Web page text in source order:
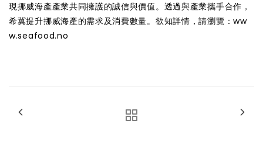
現挪威海產產業共同擁護的誠信與價值。透過與產業攜手合作，
希冀提升挪威海產的需求及消費數量。欲知詳情，請瀏覽：ww
w.seafood.no